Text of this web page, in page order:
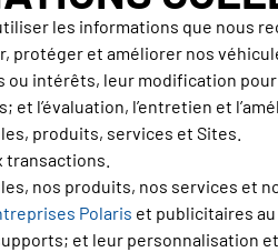
les informations que nous
protéger et améliorer nos
intérêts, leur modification
et l’évaluation, l’entretien et
produits, services et Sites.
transactions.
nos produits, nos services et
Polaris et publicitaires
et leur personnalisation